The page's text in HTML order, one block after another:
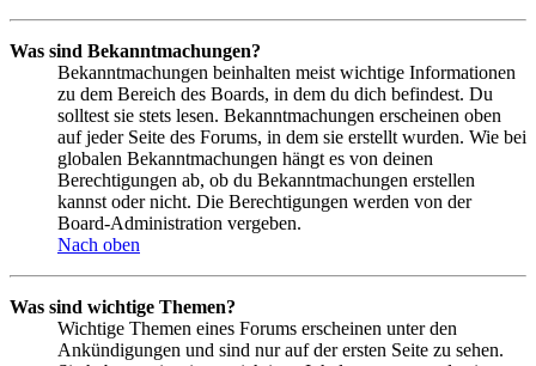
Was sind Bekanntmachungen?
Bekanntmachungen beinhalten meist wichtige Informationen
zu dem Bereich des Boards, in dem du dich befindest. Du
solltest sie stets lesen. Bekanntmachungen erscheinen oben
auf jeder Seite des Forums, in dem sie erstellt wurden. Wie bei
globalen Bekanntmachungen hängt es von deinen
Berechtigungen ab, ob du Bekanntmachungen erstellen
kannst oder nicht. Die Berechtigungen werden von der
Board-Administration vergeben.
Nach oben
Was sind wichtige Themen?
Wichtige Themen eines Forums erscheinen unter den
Ankündigungen und sind nur auf der ersten Seite zu sehen.